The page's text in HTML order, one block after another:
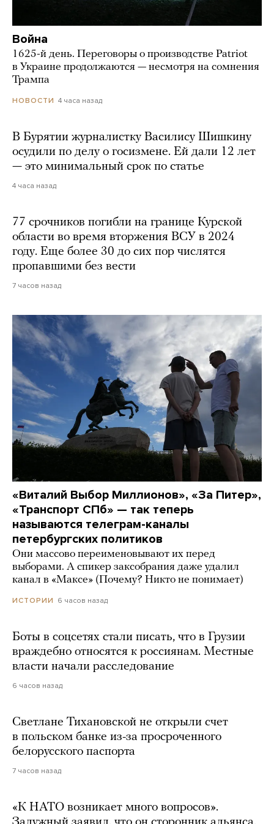
Война
1625-й день. Переговоры о производстве Patriot
в Украине продолжаются — несмотря на сомнения
Трампа
НОВОСТИ 4 часа назад
В Бурятии журналистку Василису Шишкину
осудили по делу о госизмене. Ей дали 12 лет
— это минимальный срок по статье
4 часа назад
77 срочников погибли на границе Курской
области во время вторжения ВСУ в 2024
году. Еще более 30 до сих пор числятся
пропавшими без вести
7 часов назад
«Виталий Выбор Миллионов», «За Питер»,
«Транспорт СПб» — так теперь
называются телеграм-каналы
петербургских политиков
Они массово переименовывают их перед
выборами. А спикер заксобрания даже удалил
канал в «Максе» (Почему? Никто не понимает)
ИСТОРИИ 6 часов назад
Боты в соцсетях стали писать, что в Грузии
враждебно относятся к россиянам. Местные
власти начали расследование
6 часов назад
Светлане Тихановской не открыли счет
в польском банке из-за просроченного
белорусского паспорта
7 часов назад
«К НАТО возникает много вопросов».